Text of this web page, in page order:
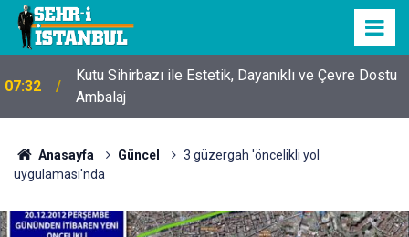
07:32
Kutu Sihirbazı ile Estetik, Dayanıklı ve Çevre Dostu
Ambalaj
Anasayfa Güncel
3 güzergah 'öncelikli yol
uygulaması'nda